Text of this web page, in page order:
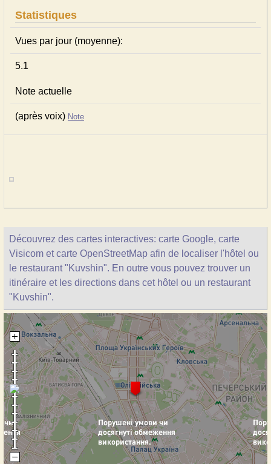
Statistiques
Vues par jour (moyenne):
5.1
Note actuelle
(après voix) Note
Découvrez des cartes interactives: carte Google, carte
Visicom et carte OpenStreetMap afin de localiser l'hôtel ou
le restaurant "Kuvshin". En outre vous pouvez trouver un
itinéraire et les directions dans cet hôtel ou un restaurant
"Kuvshin".